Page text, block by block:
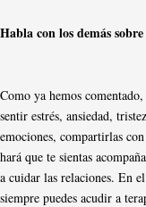
Habla con los demás
Como ya hemos
sentir estrés, ansiedad,
emociones, compartirlas
hará que te sientas
a cuidar las relaciones. En
siempre puedes acudir a